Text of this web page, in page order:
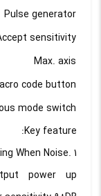
Pulse generator
sensitivity
Max. axis
code button
mode switch
Key feature:
1 .Auto Frequency Hopping When Noise.
power up